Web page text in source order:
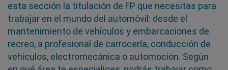
esta sección la titulación de FP que necesitas para
trabajar en el mundo del automóvil: desde el
mantenimiento de vehículos y embarcaciones de
recreo, a profesional de carrocería, conducción de
vehículos, electromecánica o automoción. Según